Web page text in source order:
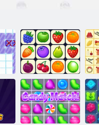
Onet Connect